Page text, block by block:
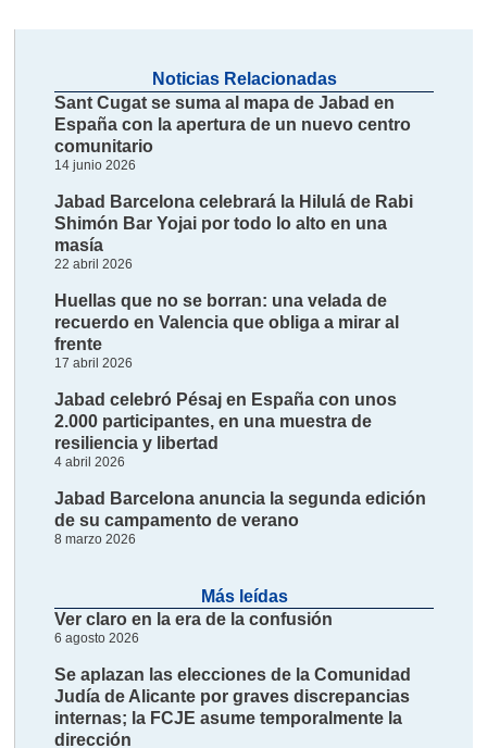
Noticias Relacionadas
Sant Cugat se suma al mapa de Jabad en
España con la apertura de un nuevo centro
comunitario
14 junio 2026
Jabad Barcelona celebrará la Hilulá de Rabi
Shimón Bar Yojai por todo lo alto en una
masía
22 abril 2026
Huellas que no se borran: una velada de
recuerdo en Valencia que obliga a mirar al
frente
17 abril 2026
Jabad celebró Pésaj en España con unos
2.000 participantes, en una muestra de
resiliencia y libertad
4 abril 2026
Jabad Barcelona anuncia la segunda edición
de su campamento de verano
8 marzo 2026
Más leídas
Ver claro en la era de la confusión
6 agosto 2026
Se aplazan las elecciones de la Comunidad
Judía de Alicante por graves discrepancias
internas; la FCJE asume temporalmente la
dirección